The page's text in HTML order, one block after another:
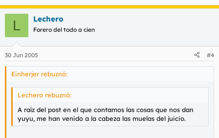
L Lechero
Forero del todo a cien
30 Jun 2005 #4
Einherjer rebuznó:
Lechero rebuznó:
A raíz del post en el que contamos las cosas que nos dan
yuyu, me han venido a la cabeza las muelas del juicio.